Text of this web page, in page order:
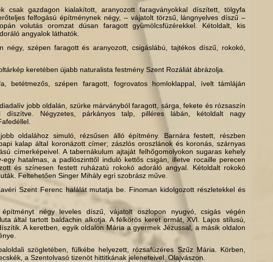
csak gazdagon kialakított, aranyozott faragványokkal díszített, tölgyfa
felfogású építménynek négy, – vájatolt törzsű, lángnyelves díszű –
volutás oromzat dúsan faragott gyümölcsfüzérekkel. Kétoldalt, kis
angyalok láthatók.
négy, szépen faragott és aranyozott, csigáslábú, tajtékos díszű, rokokó,
keretében újabb naturalista festmény Szent Rozáliát ábrázolja.
betétmezős, szépen faragott, fogrovatos homloklappal, ívelt támláján
jobb oldalán, szürke márványból faragott, sárga, fekete és rózsaszín
díszítve. Négyzetes, párkányos talp, pilléres lábán, kétoldalt nagy
oldalához simuló, rézsűsen álló építmény. Barnára festett, részben
kalap által koronázott címer; zászlós oroszlánok és koronás, szárnyas
címerképeivel. A tabernákulum ajtaját felhőgomolyokon sugaras kehely
egy hatalmas, a padlószinttől induló kettős csigán, illetve rocaille perecen
és színesen festett ruházatú rokokó adoráló angyal. Kétoldalt rokokó
Feltehetően Singer Mihály egri szobrász műve.
Szent Ferenc halálát mutatja be. Finoman kidolgozott részletekkel és
négy leveles díszű, vájatolt oszlopon nyugvó, csigás végén
által tartott baldachin alkotja. A félkörös keret ormát, XVI. Lajos stílusú,
A keretben, egyik oldalon Mária a gyermek Jézussal, a másik oldalon
szögletében, fülkébe helyezett, rózsafüzéres Szűz Mária. Körben,
a Szentolvasó tizenöt hittitkának jeleneteivel. Olajvászon.